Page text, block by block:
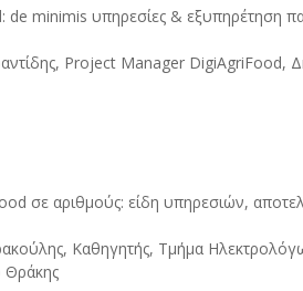
de minimis υπηρεσίες & εξυπηρέτηση
Project Manager DigiAgriFood,
σε αριθμούς: είδη υπηρεσιών,
Καθηγητής, Τμήμα
Θράκης